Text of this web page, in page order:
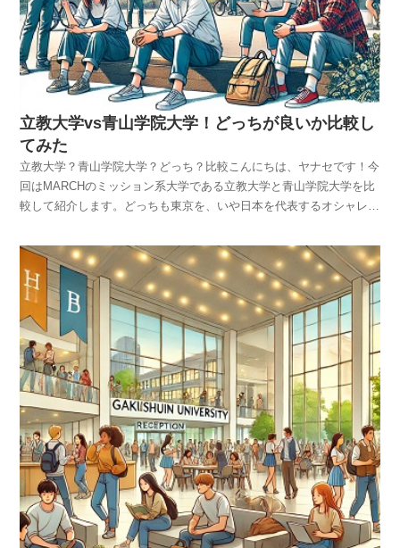
際系学部を志望するなら、世界史や地理の知識も重要です。どちらの
大学も過去問の演習は欠かせませんが、それぞれの大学の出題傾向に
合わせた対策が必須です。模擬試験や予備校の講座を活用し、志望校
の問題形式に慣れることが合格への近道です。おすすめなのはZ会で
す。明大でも青学でも、高校での勉強にプラスして、普段の受験勉強
としてはZ会をしっかりとやっていれば合格はただし妥協することな
く、もれなく何度も反復し、理解を定着されることが重要です。色々
と手を出す必要はありません。時間的にも費用的にも、教材の質・量
で見るとZ会がコスパ最高ですね。⇒ここが良かった！合格者に聞く
Z会W合格したらどっちを選ぶ？もし明治大学と青山学院大学の両方
に合格した場合、どちらを選べば良いか迷いますよね。それぞれの大
しれません。明治大学は、学部やキャンパスの多様性が魅力で、さま
ざまな学びの機会が提供されています。特に法学部や政治経済学部
は、全国的に高い評価を受けています。青山学院大学は、おしゃれで
都会的なキャンパスライフが特徴です。特に国際系や文学部の教育が
充実しており、語学や異文化交流に興味がある学生にとっては非常に
魅力的な選択肢です。キャンパスは渋谷や表参道といった流行の発信
地に近いため、都会的な生活を満喫したい人にはぴったりです。W合
格した場合、どちらの大学が自分の将来の目標により近いかを考え、
最終的な決断をすることが大切です。世間一般からのイメージ、口コ
ミ世間一般から見た明治大学と青山学院大学のイメージや口コミにも
注目してみましょう。明治大学は、伝統と実力を兼ね備えた大学とし
て知られており、特に法学や商学の分野で強い存在感を持っていま
す。堅実で真面目なイメージがあり、就職活動でもしっかりとした基
礎力が評価されることが多いです。青山学院大学は、洗練された都会
的なイメージが強く、ファッションやトレンドに敏感な学生が多いと
いう口コミがあります。キャンパスの立地も相まって、渋谷や表参道
立教大学vs青山学院大学！どっちが良いか比較し
てみた
立教大学？青山学院大学？どっち？比較こんにちは、ヤナセです！今
回はMARCHのミッション系大学である立教大学と青山学院大学を比
較して紹介します。どっちも東京を、いや日本を代表するオシャレな
ょうか？その点を掘り下げてみましょう！どっちが格上？偏差値から
比較まず、立教大学と青山学院大学の偏差値を比較してみましょう。
学部学科や入試日程で偏差値は変動します。今年度の詳細な偏差値を
比較してみましょう。⇒立教大学｜青山学院大学両校ともにMARCH
の一角を担う名門ですが、学部や入試方式によって若干の違いがあり
ます。立教大学の経営学部や法学部は偏差値が高めで、特に経営学部
はトップレベルの人気を誇ります。一方、青山学院大学も全体的に高
い偏差値を維持しており、特に国際政治経済学部や文学部が有名で
す。両校の偏差値の差は大きくないものの、特定の学部によっては立
教大学が若干優勢と感じるかもしれませんね。偏差値だけで見ると、
どっちが格上かは一概には言えません。ただ、立教大学は難関学部が
多く、全体的に競争率が高い傾向があります。青山学院大学は、文系
学部を中心に強みを持っており、特に外国語系や国際関係に興味があ
る学生には非常に魅力的です。結局、偏差値だけでいうと、どっちを
本命すとする選ぶかは、志望学部や自分の得意科目によると思います
よ。ダブル合格したらどっちを選ぶ？もしも立教大学と青山学院大学